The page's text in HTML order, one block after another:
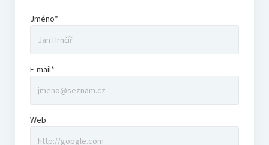
Jméno*
E-mail*
Web